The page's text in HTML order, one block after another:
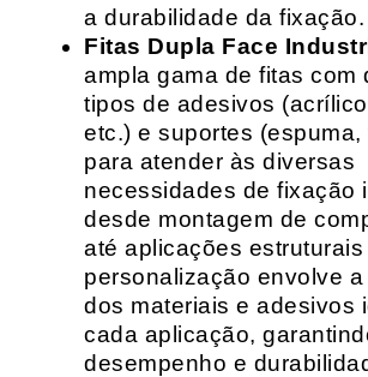
a durabilidade da fixação.
Fitas Dupla Face
ampla gama de fitas com
tipos de adesivos
etc.) e suportes (espuma,
para atender às diversas
necessidades de fixação
desde montagem de
até aplicações estruturais
personalização envolve
dos materiais e adesivos
cada aplicação,
desempenho e